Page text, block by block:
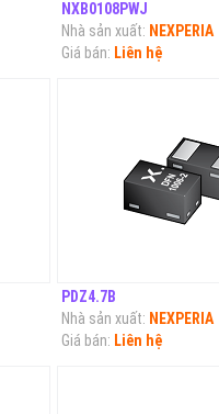
NXB0108PWJ
Nhà sản xuất: NEXPERIA
Giá bán: Liên hệ
PDZ4.7B
Nhà sản xuất: NEXPERIA
Giá bán: Liên hệ